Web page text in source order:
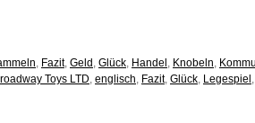
, Fazit, Geld , Glück, Handel , Knobeln,
Toys LTD, englisch, Fazit, Glück, Legespiel ,